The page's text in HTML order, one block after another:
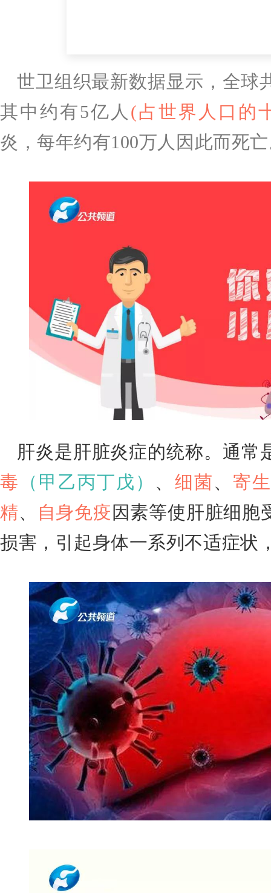
世卫组织最新数据显示，全球
其中约有5亿人 (占世界人口的
炎，每年约有100万人因此而死
肝炎是肝脏炎症的统称。通常
毒 （甲乙丙丁戊） 、 细菌、 寄
精、 自身免疫 因素等使肝脏细胞
损害，引起身体一系列不适症状